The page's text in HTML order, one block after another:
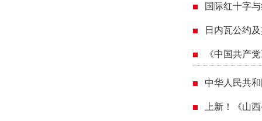
国际红十字
日内瓦公约
《中国共产
中华人民共
上新！《山